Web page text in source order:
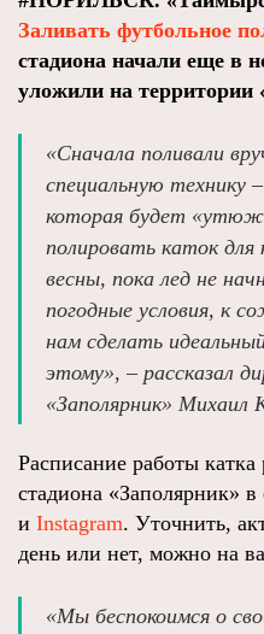
Заливать футбольное
стадиона начали еще в
уложили на
«Сначала поливали
специальную технику
которая будет
полировать каток
весны, пока лед не
погодные условия, к
нам сделать
этому», – рассказал
«Заполярник» Михаил
Расписание работы
стадиона «Заполярник»
и Instagram. Уточнить,
день или нет, можно на
«Мы беспокоимся о